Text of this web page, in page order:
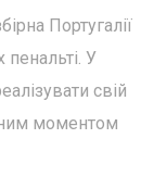
Португалії
пенальті. У
свій
моментом